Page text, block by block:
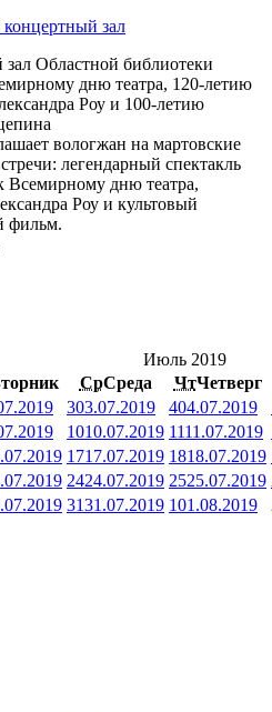
зал
вологжан на мартовские
легендарный спектакль
Всемирному дню театра,
Роу и культовый
фильм.
Июль 2019
СрСреда ЧтЧетверг
303.07.2019 404.07.2019
1010.07.2019 1111.07.2019
1717.07.2019 1818.07.2019
2424.07.2019 2525.07.2019
3131.07.2019 101.08.2019